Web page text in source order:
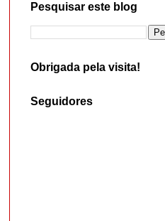
Pesquisar este blog
Obrigada pela visita!
Seguidores